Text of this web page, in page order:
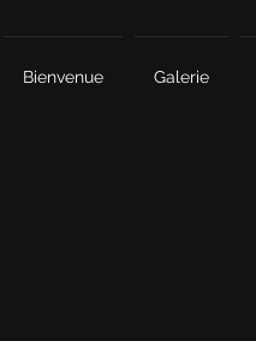
Bienvenue Galerie